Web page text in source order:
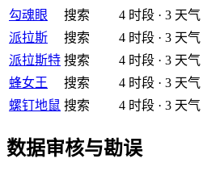
勾魂眼
搜索 4 时段 · 3 天气
派拉斯
搜索 4 时段 · 3 天气
派拉斯特 搜索 4 时段 · 3 天气
蜂女王
搜索 4 时段 · 3 天气
螺钉地鼠 搜索 4 时段 · 3 天气
数据审核与勘误